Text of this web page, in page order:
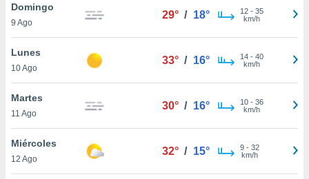
de
cookies
aceptar
Domingo
9 Ago
29° / 18° 12- 35
km/h
Lunes
10 Ago
33° / 16° 14- 40
km/h
Martes
11 Ago
30° / 16° 10- 36
km/h
Miércoles
12 Ago
32° / 15° 9- 32
km/h